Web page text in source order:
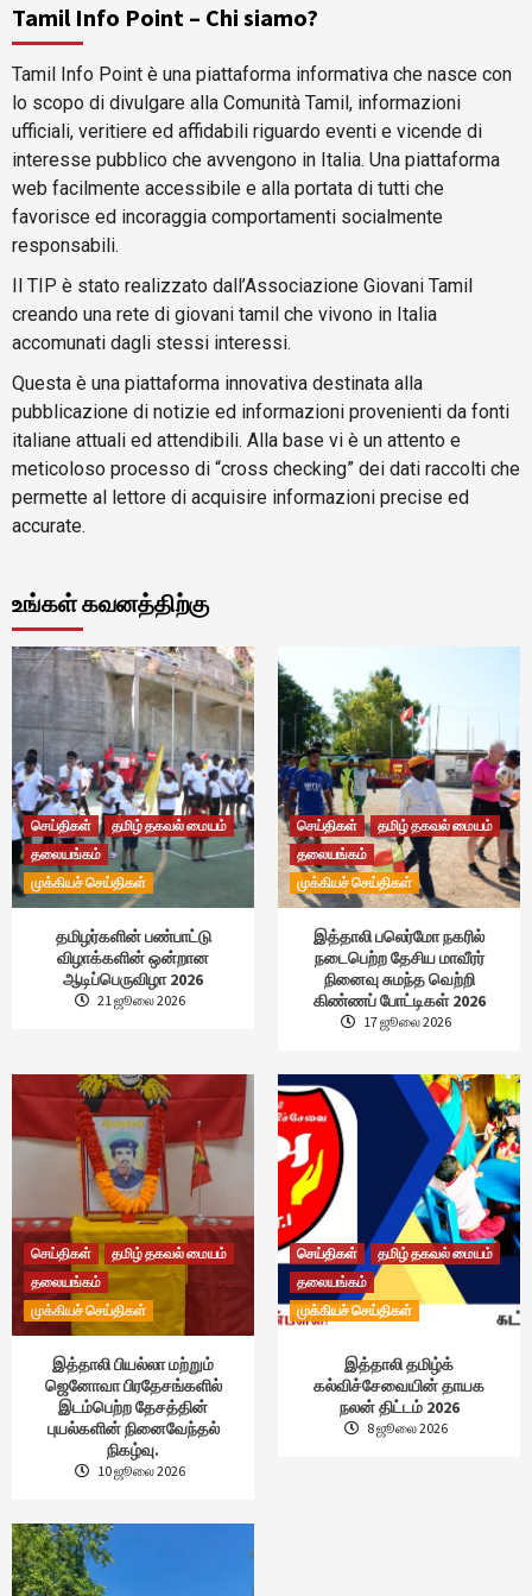
Tamil Info Point – Chi siamo?
Tamil Info Point è una piattaforma informativa che nasce con
lo scopo di divulgare alla Comunità Tamil, informazioni
ufficiali, veritiere ed affidabili riguardo eventi e vicende di
interesse pubblico che avvengono in Italia. Una piattaforma
web facilmente accessibile e alla portata di tutti che
favorisce ed incoraggia comportamenti socialmente
responsabili.
Il TIP è stato realizzato dall’Associazione Giovani Tamil
creando una rete di giovani tamil che vivono in Italia
accomunati dagli stessi interessi.
Questa è una piattaforma innovativa destinata alla
pubblicazione di notizie ed informazioni provenienti da fonti
italiane attuali ed attendibili. Alla base vi è un attento e
meticoloso processo di “cross checking” dei dati raccolti che
permette al lettore di acquisire informazioni precise ed
accurate.
உங்கள் கவனத்திற்கு
செய்திகள்
தமிழ் தகவல் மையம்
தலையங்கம்
முக்கியச் செய்திகள்
தமிழர்களின் பண்பாட்டு
விழாக்களின் ஒன்றான
ஆடிப்பெருவிழா 2026
21 ஜூலை 2026
செய்திகள்
தமிழ் தகவல் மையம்
தலையங்கம்
முக்கியச் செய்திகள்
இத்தாலி பலெர்மோ நகரில்
நடைபெற்ற தேசிய மாவீரர்
நினைவு சுமந்த வெற்றி
கிண்ணப் போட்டிகள் 2026
17 ஜூலை 2026
செய்திகள்
தமிழ் தகவல் மையம்
தலையங்கம்
முக்கியச் செய்திகள்
இத்தாலி பியல்லா மற்றும்
ஜெனோவா பிரதேசங்களில்
இடம்பெற்ற தேசத்தின்
புயல்களின் நினைவேந்தல்
நிகழ்வு.
10 ஜூலை 2026
செய்திகள்
தமிழ் தகவல் மையம்
தலையங்கம்
முக்கியச் செய்திகள்
இத்தாலி தமிழ்க்
கல்விச்சேவையின் தாயக
நலன் திட்டம் 2026
8 ஜூலை 2026